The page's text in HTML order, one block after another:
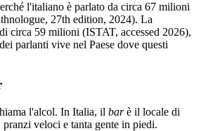
l'italiano è parlato da circa 67 milioni
27th edition, 2024). La
circa 59 milioni (ISTAT, accessed 2026),
parlanti vive nel Paese dove questi
l'alcol. In Italia, il barè il locale di
veloci e tanta gente in piedi.